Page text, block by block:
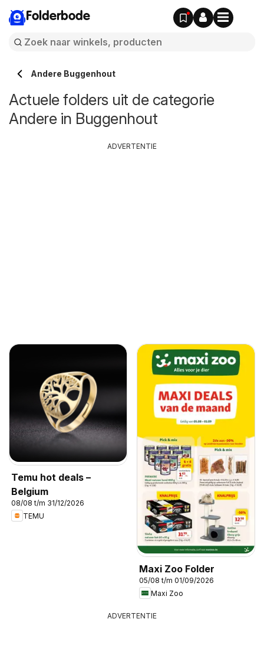
Folderbode
Andere Buggenhout
Actuele folders uit de categorie
Andere in Buggenhout
Temu hot deals –
Belgium
08/08 t/m 31/12/2026
TEMU
Maxi Zoo Folder
05/08 t/m 01/09/2026
Maxi Zoo
ADVERTENTIE
ADVERTENTIE